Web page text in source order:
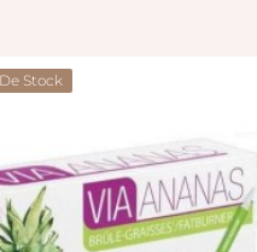
Stock